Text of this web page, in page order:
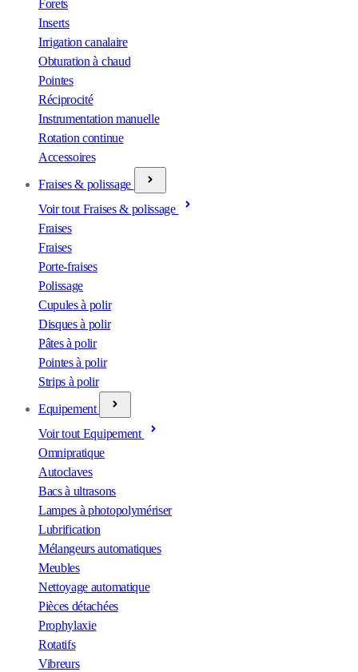
Forets
Inserts
Irrigation canalaire
Obturation à chaud
Pointes
Réciprocité
Instrumentation manuelle
Rotation continue
Accessoires
Fraises & polissage
Voir tout Fraises & polissage
Fraises
Fraises
Porte-fraises
Polissage
Cupules à polir
Disques à polir
Pâtes à polir
Pointes à polir
Strips à polir
Equipement
Voir tout Equipement
Omnipratique
Autoclaves
Bacs à ultrasons
Lampes à photopolymériser
Lubrification
Mélangeurs automatiques
Meubles
Nettoyage automatique
Pièces détachées
Prophylaxie
Rotatifs
Vibreurs